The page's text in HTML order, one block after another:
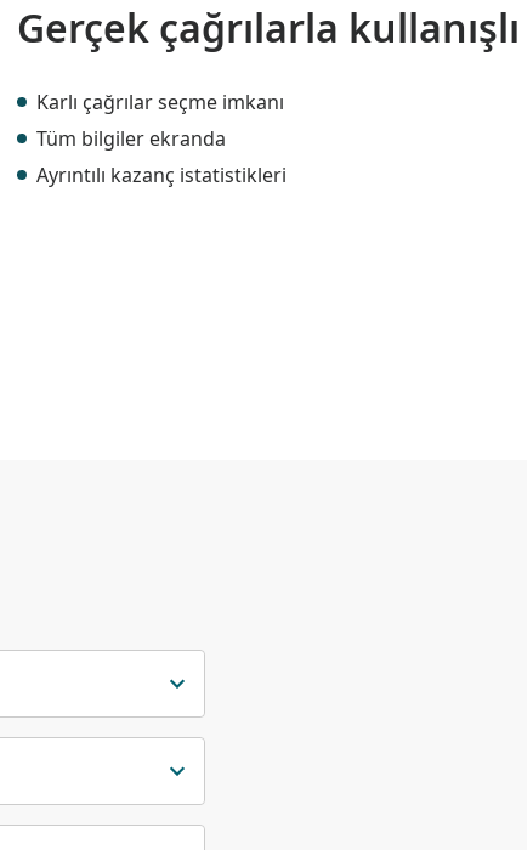
Gerçek çağrılarla
Karlı çağrılar seçme imkanı
Tüm bilgiler ekranda
Ayrıntılı kazanç istatistikleri